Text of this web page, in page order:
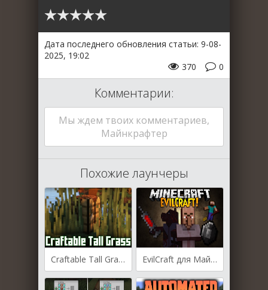
Дата последнего обновления статьи: 9-08-
2025, 19:02
0
370
Комментарии:
Мы ждем твоих комментариев,
Майнкрафтер
Похожие лаунчеры
Craftable Tall Grass для Майнкрафт [1.21.6, 1.21.5, 1.21.4] EvilCraft для Майнкрафт [1.21.1, 1.21, 1.20.4]